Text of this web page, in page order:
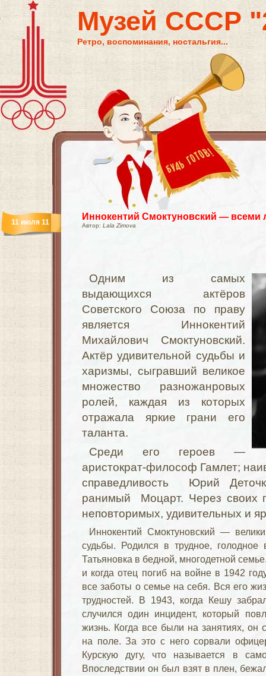
Музей СССР
Ретро, воспоминания, ностальгия...
Иннокентий Смоктуновский —
Автор: Lala Zimova
11 июля 11
Одним из самых
выдающихся актёров
Советского Союза по праву
является Иннокентий
Михайлович Смоктуновский.
Актёр удивительной судьбы и
харизмы, сыгравший великое
множество разножанровых
ролей, каждая из которых
отражала яркие грани его
таланта.
Среди его героев —
аристократ-философ Гамлет;
справедливость Юрий
ранимый Моцарт. Через своих
неповторимых, удивительных и
Иннокентий Смоктуновский —
судьбы. Родился в трудное,
Татьяновка в бедной, многодетной
и когда отец погиб на войне в 1942
все заботы о семье на себя. Вся его
трудностей. В 1943, когда Кешу
случился один инцидент, который
жизнь. Когда все были на занятиях, он
на поле. За это с него сорвали
Курскую дугу, что называется в
Впоследствии он был взят в плен,